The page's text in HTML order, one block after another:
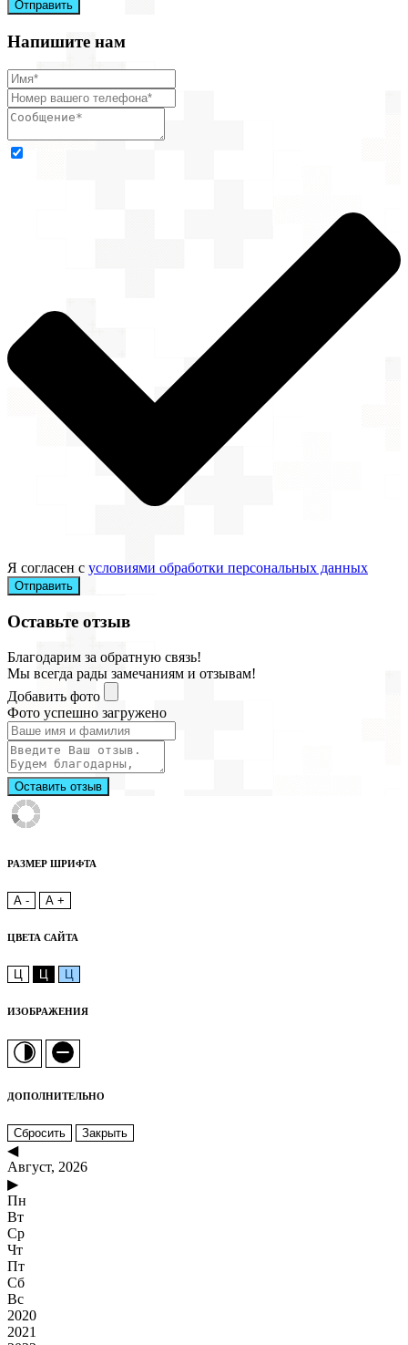
Отправить
Напишите нам
Я согласен с условиями обработки персональных данных
Отправить
Оставьте отзыв
Благодарим за обратную связь!
Мы всегда рады замечаниям и отзывам!
Добавить фото
Фото успешно загружено
Оставить отзыв
РАЗМЕР ШРИФТА
A - A +
ЦВЕТА САЙТА
Ц Ц Ц
ИЗОБРАЖЕНИЯ
ДОПОЛНИТЕЛЬНО
Сбросить Закрыть
◀
Август, 2026
▶
Пн
Вт
Ср
Чт
Пт
Сб
Вс
2020
2021